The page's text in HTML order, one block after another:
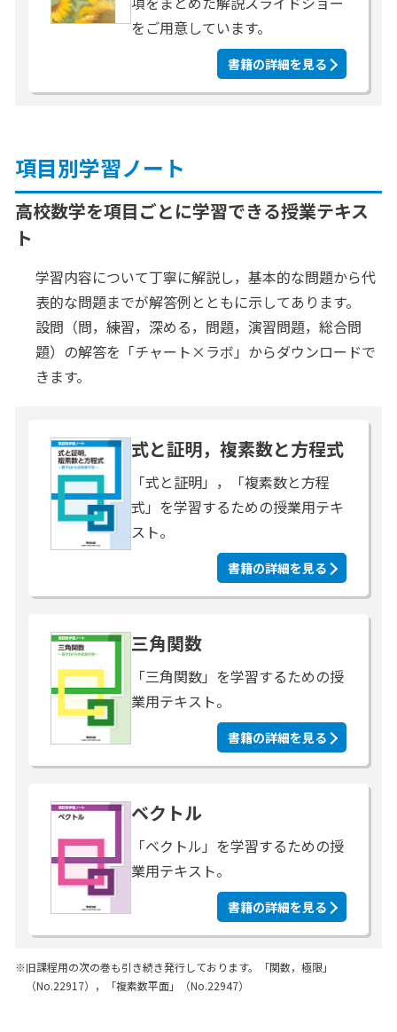
をご用意しています。
書籍の詳細を見る
項目別学習ノート
高校数学を項目ごとに学習できる授業テキス
ト
学習内容について丁寧に解説し，基本的な問題から代
表的な問題までが解答例とともに示してあります。
設問（問，練習，深める，問題，演習問題，総合問
題）の解答を「チャート×ラボ」からダウンロードで
きます。
式と証明，複素数と方程式
「式と証明」，「複素数と方程
式」を学習するための授業用テキ
スト。
書籍の詳細を見る
三角関数
「三角関数」を学習するための授
業用テキスト。
書籍の詳細を見る
ベクトル
「ベクトル」を学習するための授
業用テキスト。
書籍の詳細を見る
※旧課程用の次の巻も引き続き発行しております。「関数，極限」
（No.22917），「複素数平面」（No.22947）